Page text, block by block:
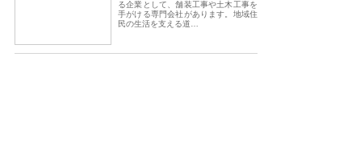
る企業として、舗装工事や土木工事を
手がける専門会社があります。地域住
民の生活を支える道…